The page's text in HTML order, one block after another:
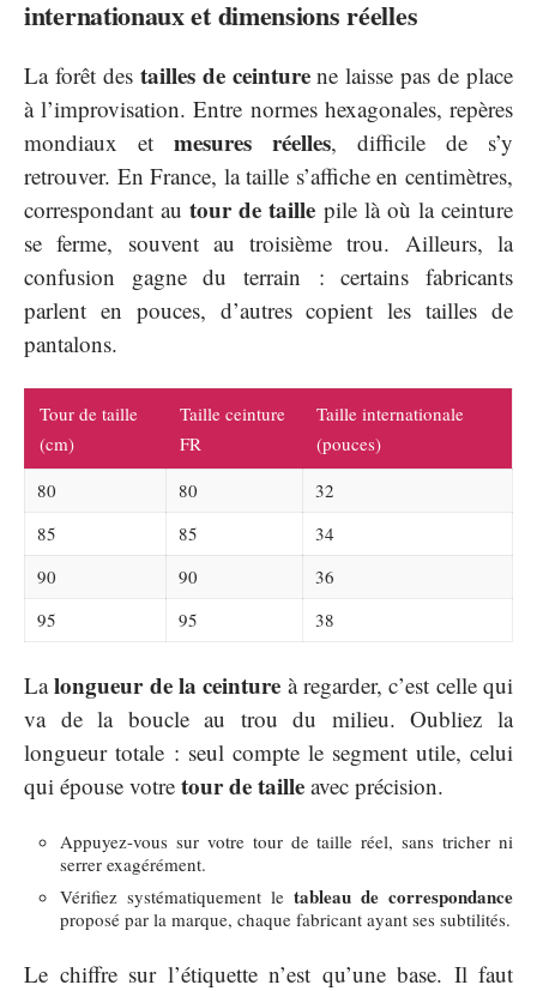
internationaux et dimensions réelles
La forêt des tailles de ceinturene laisse pas de place
à l’improvisation. Entre normes hexagonales, repères
mondiaux et mesures réelles, difficile de s’y
retrouver. En France, la taille s’affiche en centimètres,
correspondant autour de taille pile là où la ceinture
se ferme, souvent au troisième trou. Ailleurs, la
confusion gagne du terrain : certains fabricants
parlent en pouces, d’autres copient les tailles de
pantalons.
Tour de taille
(cm)
Taille ceinture
FR
Taille internationale
(pouces)
80
80
32
85
85
34
90
90
36
95
95 38
Lalongueur de la ceinture à regarder, c’est celle qui
va de la boucle au trou du milieu. Oubliez la
longueur totale : seul compte le segment utile, celui
qui épouse votre tour de taille avec précision.
Appuyez-vous sur votre tour de taille réel, sans tricher ni
serrer exagérément.
Vérifiez systématiquement le tableau de correspondance
proposé par la marque, chaque fabricant ayant ses subtilités.
Le chiffre sur l’étiquette n’est qu’une base. Il faut